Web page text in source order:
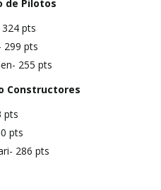
de Pilotos
pts
299 pts
255 pts
Constructores
pts
pts
286 pts